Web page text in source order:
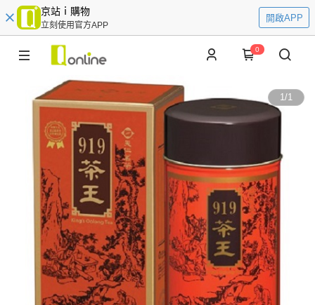
京站ｉ購物
立刻使用官方APP
開啟APP
0
1/1